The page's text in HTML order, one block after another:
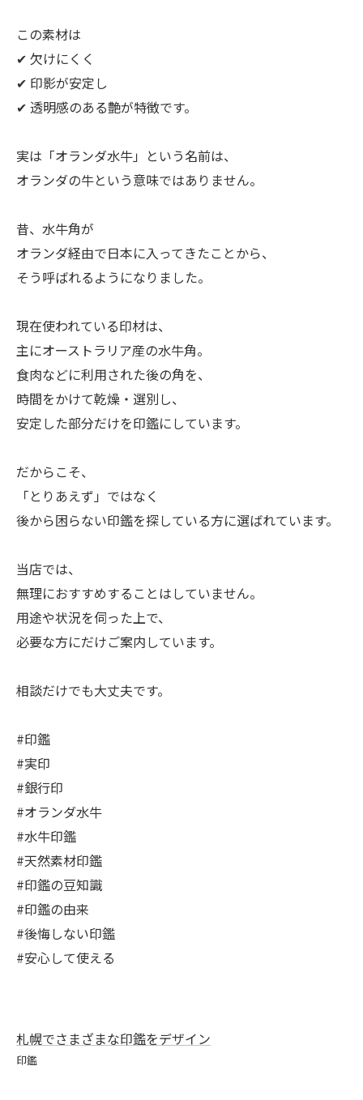
この素材は
✔ 欠けにくく
✔ 印影が安定し
✔ 透明感のある艶が特徴です。
実は「オランダ水牛」という名前は、
オランダの牛という意味ではありません。
昔、水牛角が
オランダ経由で日本に入ってきたことから、
そう呼ばれるようになりました。
現在使われている印材は、
主にオーストラリア産の水牛角。
食肉などに利用された後の角を、
時間をかけて乾燥・選別し、
安定した部分だけを印鑑にしています。
だからこそ、
「とりあえず」ではなく
後から困らない印鑑を探している方に選ばれています。
当店では、
無理におすすめすることはしていません。
用途や状況を伺った上で、
必要な方にだけご案内しています。
相談だけでも大丈夫です。
#印鑑
#実印
#銀行印
#オランダ水牛
#水牛印鑑
#天然素材印鑑
#印鑑の豆知識
#印鑑の由来
#後悔しない印鑑
#安心して使える
札幌でさまざまな印鑑をデザイン
印鑑